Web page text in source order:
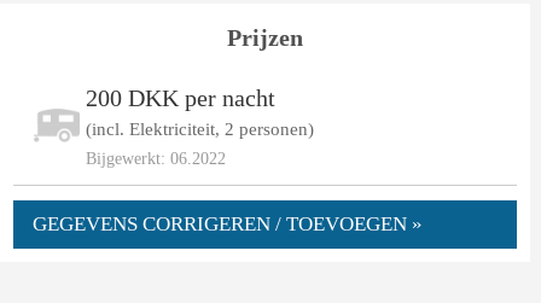
Prijzen
200 DKK per nacht
(incl. Elektriciteit, 2 personen)
Bijgewerkt: 06.2022
GEGEVENS CORRIGEREN / TOEVOEGEN »